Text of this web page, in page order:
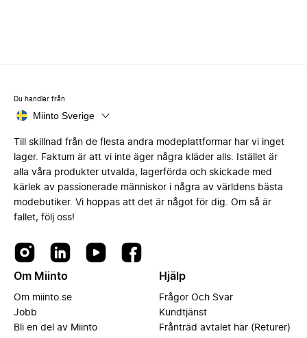
Du handlar från
Miinto Sverige
Till skillnad från de flesta andra modeplattformar har vi inget
lager. Faktum är att vi inte äger några kläder alls. Istället är
alla våra produkter utvalda, lagerförda och skickade med
kärlek av passionerade människor i några av världens bästa
modebutiker. Vi hoppas att det är något för dig. Om så är
fallet, följ oss!
Om Miinto
Om miinto.se
Jobb
Bli en del av Miinto
Hjälp
Frågor Och Svar
Kundtjänst
Frånträd avtalet här (Returer)